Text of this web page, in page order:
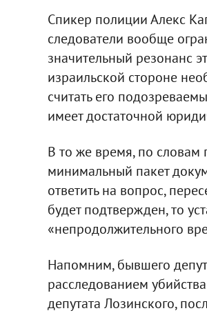
Спикер полиции Алекс
следователи вообще
значительный резонанс
израильской стороне
считать его
имеет достаточной
В то же время, по словам
минимальный пакет
ответить на вопрос,
будет подтвержден, то
«непродолжительного
Напомним, бывшего
расследованием
депутата Лозинского,